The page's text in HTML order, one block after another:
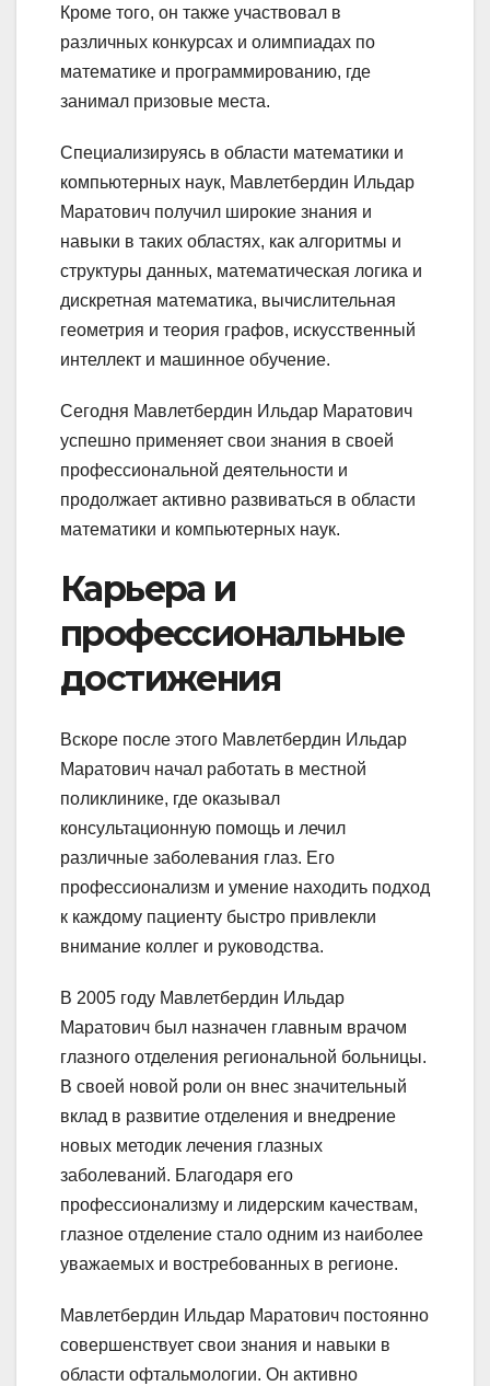
Кроме того, он также участвовал в
различных конкурсах и олимпиадах по
математике и программированию, где
занимал призовые места.
Специализируясь в области математики и
компьютерных наук, Мавлетбердин Ильдар
Маратович получил широкие знания и
навыки в таких областях, как алгоритмы и
структуры данных, математическая логика и
дискретная математика, вычислительная
геометрия и теория графов, искусственный
интеллект и машинное обучение.
Сегодня Мавлетбердин Ильдар Маратович
успешно применяет свои знания в своей
профессиональной деятельности и
продолжает активно развиваться в области
математики и компьютерных наук.
Карьера и
профессиональные
достижения
Вскоре после этого Мавлетбердин Ильдар
Маратович начал работать в местной
поликлинике, где оказывал
консультационную помощь и лечил
различные заболевания глаз. Его
профессионализм и умение находить подход
к каждому пациенту быстро привлекли
внимание коллег и руководства.
В 2005 году Мавлетбердин Ильдар
Маратович был назначен главным врачом
глазного отделения региональной больницы.
В своей новой роли он внес значительный
вклад в развитие отделения и внедрение
новых методик лечения глазных
заболеваний. Благодаря его
профессионализму и лидерским качествам,
глазное отделение стало одним из наиболее
уважаемых и востребованных в регионе.
Мавлетбердин Ильдар Маратович постоянно
совершенствует свои знания и навыки в
области офтальмологии. Он активно